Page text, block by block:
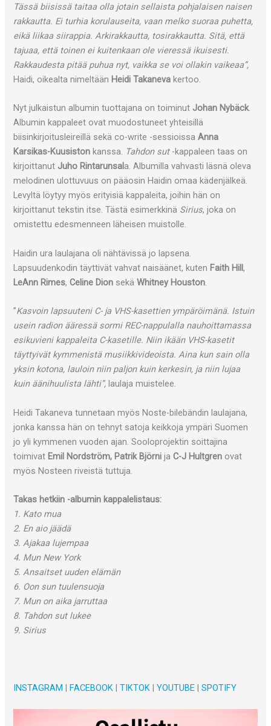
Tässä biisissä taitaa olla jotain sellaista pohjalaisen naisen
rakkautta. Ei turhia korulauseita, vaan melko suoraa puhetta,
eikä liikaa siirappia. Arkirakkautta, tosirakkautta. Sitä, että
tajuaa, että toinen ei kuitenkaan ole vieressä ikuisesti.
Rakkaudesta pitää puhua nyt, vaikka se voi ollakin vaikeaa”,
Haidi, oikealta nimeltään Heidi Takaneva kertoo.
Nyt julkaistun albumin tuottajana on toiminut Johan Nybäck.
Albumin kappaleet ovat muodostuneet yhteisillä
biisinkirjoitusleireillä sekä co-write -sessioissaAnna
Karsikas-Kuusiston kanssa. Tahdon sut-kappaleen taas on
kirjoittanut Juho Rintarunsal a. Albumilla vahvasti läsnä oleva
melodinen ulottuvuus on pääosin Haidin omaa kädenjälkeä.
Levyltä löytyy myös erityisiä kappaleita, joihin hän on
kirjoittanut tekstin itse. Tästä esimerkkinä Sirius, joka on
omistettu edesmenneen läheisen muistolle.
Haidin ura laulajana oli nähtävissä jo lapsena.
Lapsuudenkodin täyttivät vahvat naisäänet, kuten Faith Hill,
LeAnn Rimes,Celine Dion sekäWhitney Houston.
”Kasvoin lapsuuteni C- ja VHS-kasettien ympäröimänä. Istuin
usein radion ääressä sormi REC-nappulalla nauhoittamassa
esikuvieni kappaleita C-kasetille. Niin ikään VHS-kasetit
täyttyivät kymmenistä musiikkivideoista. Aina kun sain olla
yksin kotona, lauloin niin paljon kuin kerkesin, ja niin lujaa
kuin äänihuulista lähti”, laulaja muistelee.
Heidi Takaneva tunnetaan myös Noste-bilebändin laulajana,
jonka kanssa hän on tehnyt satoja keikkoja ympäri Suomen
jo yli kymmenen vuoden ajan. Sooloprojektin soittajina
toimivat Emil Nordström, Patrik Björni jaC-J Hultgren ovat
myös Nosteen riveistä tuttuja.
Takas hetkiin -albumin kappalelistaus:
1. Kato mua
2. En aio jäädä
3. Ajakaa lujempaa
4. Mun New York
5. Ansaitset uuden elämän
6. Oon sun tuulensuoja
7. Mun on aika jarruttaa
8. Tahdon sut lukee
9. Sirius
INSTAGRAM|FACEBOOK|TIKTOK|YOUTUBE|SPOTIFY